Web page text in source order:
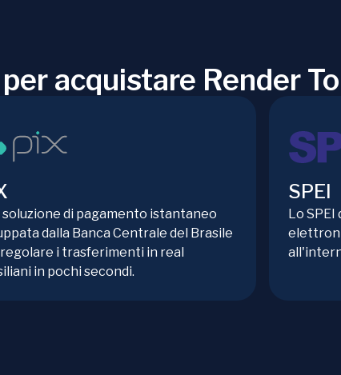
acquistare Render
soluzione di pagamento istantaneo
dalla Banca Centrale del Brasile
i trasferimenti in real
in pochi secondi.
SPEI
Lo